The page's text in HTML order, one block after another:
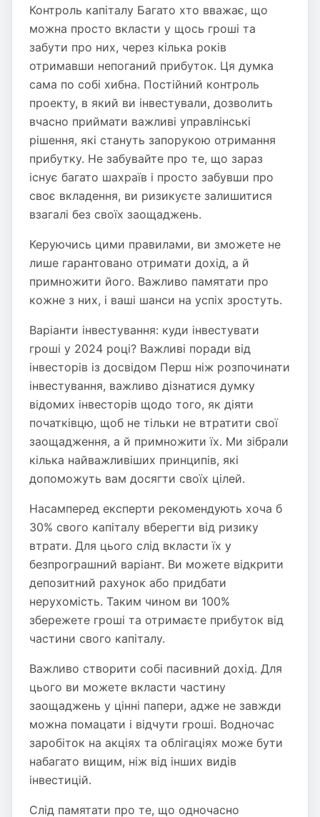
Контроль капіталу Багато хто вважає, що
можна просто вкласти у щось гроші та
забути про них, через кілька років
отримавши непоганий прибуток. Ця думка
сама по собі хибна. Постійний контроль
проекту, в який ви інвестували, дозволить
вчасно приймати важливі управлінські
рішення, які стануть запорукою отримання
прибутку. Не забувайте про те, що зараз
існує багато шахраїв і просто забувши про
своє вкладення, ви ризикуєте залишитися
взагалі без своїх заощаджень.
Керуючись цими правилами, ви зможете не
лише гарантовано отримати дохід, а й
примножити його. Важливо памятати про
кожне з них, і ваші шанси на успіх зростуть.
Варіанти інвестування: куди інвестувати
гроші у 2024 році? Важливі поради від
інвесторів із досвідом Перш ніж розпочинати
інвестування, важливо дізнатися думку
відомих інвесторів щодо того, як діяти
початківцю, щоб не тільки не втратити свої
заощадження, а й примножити їх. Ми зібрали
кілька найважливіших принципів, які
допоможуть вам досягти своїх цілей.
Насамперед експерти рекомендують хоча б
30% свого капіталу вберегти від ризику
втрати. Для цього слід вкласти їх у
безпрограшний варіант. Ви можете відкрити
депозитний рахунок або придбати
нерухомість. Таким чином ви 100%
збережете гроші та отримаєте прибуток від
частини свого капіталу.
Важливо створити собі пасивний дохід. Для
цього ви можете вкласти частину
заощаджень у цінні папери, адже не завжди
можна помацати і відчути гроші. Водночас
заробіток на акціях та облігаціях може бути
набагато вищим, ніж від інших видів
інвестицій.
Слід памятати про те, що одночасно